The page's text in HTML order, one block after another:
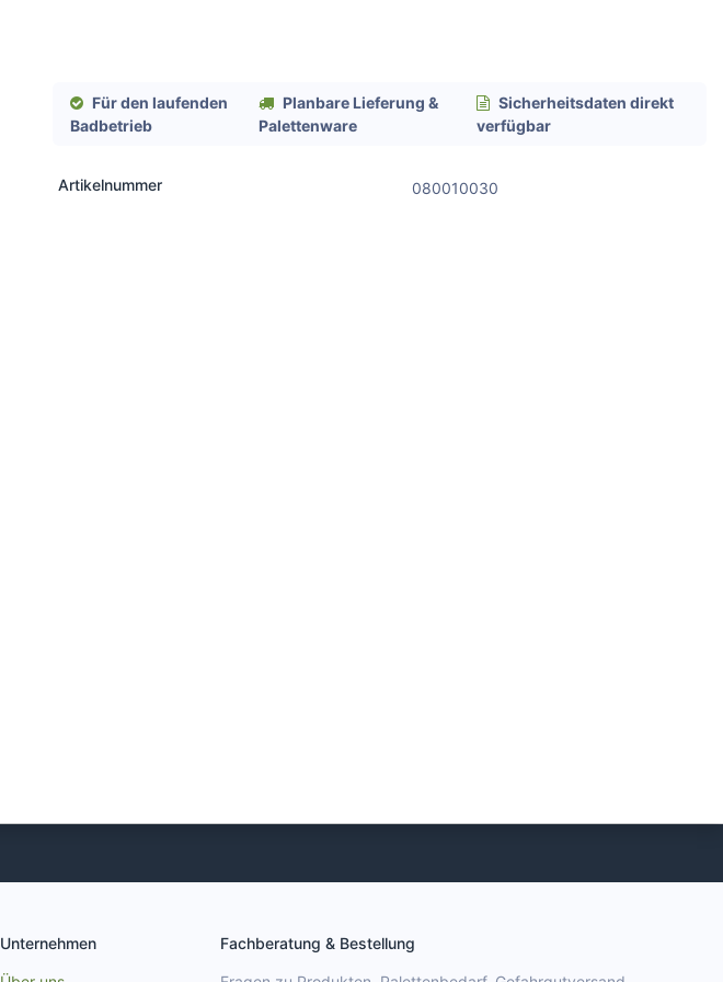
Für den laufenden
Badbetrieb
Planbare Lieferung &
Palettenware
Sicherheitsdaten direkt
verfügbar
Artikelnummer 080010030
Unternehmen Fachberatung & Bestellung